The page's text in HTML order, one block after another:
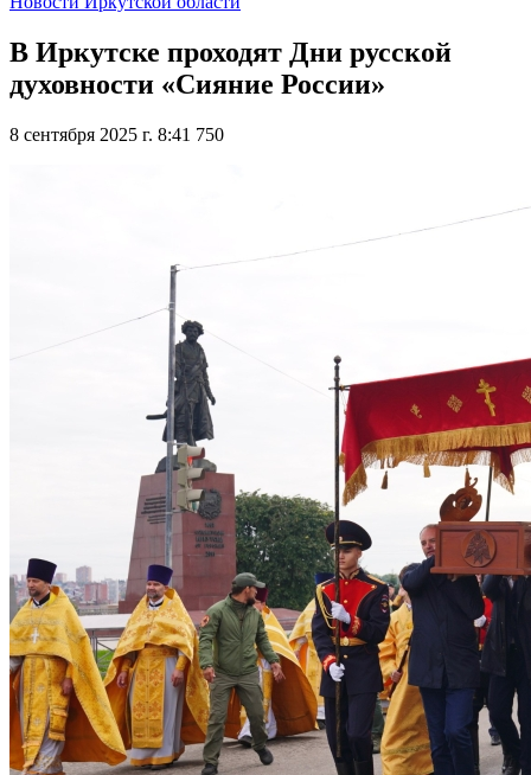
В Иркутске проходят Дни русской
духовности «Сияние России»
8 сентября 2025 г. 8:41 750